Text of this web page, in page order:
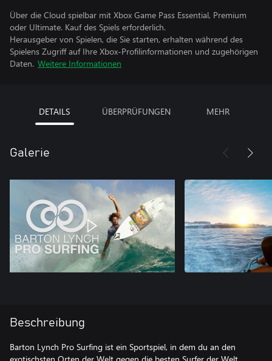
Über die Cloud spielbar mit Xbox Game Pass Essential, Premium
oder Ultimate. Kauf des Spiels erforderlich.
Herausgeber von Spielen, die Sie starten, erhalten während des
Spielens Zugriff auf Ihre Xbox-Profilinformationen und zugehörigen
Daten. Weitere Informationen
DETAILS ÜBERPRÜFUNGEN MEHR
Galerie
Beschreibung
Barton Lynch Pro Surfing ist ein Sportspiel, in dem du an den